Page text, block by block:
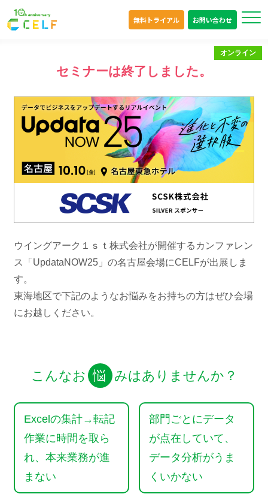
無料トライアル お問い合わせ
オンライン
セミナーは終了しました。
ウイングアーク１ｓｔ株式会社が開催するカンファレン
ス「UpdataNOW25」の名古屋会場にCELFが出展しま
す。
東海地区で下記のようなお悩みをお持ちの方はぜひ会場
にお越しください。
こんなお 悩 みはありませんか？
Excelの集計→転記
作業に時間を取ら
れ、本来業務が進
まない
部門ごとにデータ
が点在していて、
データ分析がうま
くいかない